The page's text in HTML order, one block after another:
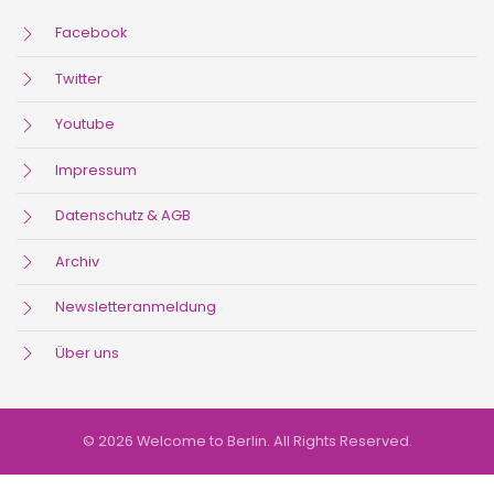
Facebook
Twitter
Youtube
Impressum
Datenschutz & AGB
Archiv
Newsletteranmeldung
Über uns
© 2026 Welcome to Berlin. All Rights Reserved.